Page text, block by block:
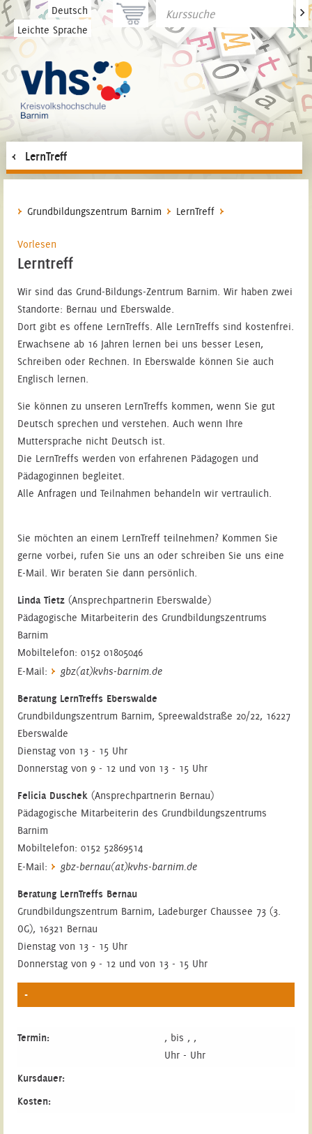
Deutsch
Leichte Sprache
>
LernTreff
Grundbildungszentrum Barnim LernTreff
Vorlesen
Lerntreff
Wir sind das Grund-Bildungs-Zentrum Barnim. Wir haben zwei
Standorte: Bernau und Eberswalde.
Dort gibt es offene LernTreffs. Alle LernTreffs sind kostenfrei.
Erwachsene ab 16 Jahren lernen bei uns besser Lesen,
Schreiben oder Rechnen. In Eberswalde können Sie auch
Englisch lernen.
Sie können zu unseren LernTreffs kommen, wenn Sie gut
Deutsch sprechen und verstehen. Auch wenn Ihre
Muttersprache nicht Deutsch ist.
Die LernTreffs werden von erfahrenen Pädagogen und
Pädagoginnen begleitet.
Alle Anfragen und Teilnahmen behandeln wir vertraulich.
Sie möchten an einem LernTreff teilnehmen? Kommen Sie
gerne vorbei, rufen Sie uns an oder schreiben Sie uns eine
E-Mail. Wir beraten Sie dann persönlich.
Linda Tietz(Ansprechpartnerin Eberswalde)
Pädagogische Mitarbeiterin des Grundbildungszentrums
Barnim
Mobiltelefon: 0152 01805046
E-Mail:
gbz(at)kvhs-barnim.de
Beratung LernTreffs Eberswalde
Grundbildungszentrum Barnim, Spreewaldstraße 20/22, 16227
Eberswalde
Dienstag von 13 - 15 Uhr
Donnerstag von 9 - 12 und von 13 - 15 Uhr
Felicia Duschek(Ansprechpartnerin Bernau)
Pädagogische Mitarbeiterin des Grundbildungszentrums
Barnim
Mobiltelefon: 0152 52869514
E-Mail:
gbz-bernau(at)kvhs-barnim.de
Beratung LernTreffs Bernau
Grundbildungszentrum Barnim, Ladeburger Chaussee 73 (3.
OG), 16321 Bernau
Dienstag von 13 - 15 Uhr
Donnerstag von 9 - 12 und von 13 - 15 Uhr
-
Termin:
, bis , ,
Uhr - Uhr
Kursdauer:
Kosten: